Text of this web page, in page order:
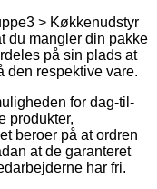
> Køkkenudstyr
du mangler din pakke
på sin plads at
den respektive vare.
for dag-til-
produkter,
beroer på at ordren
at de garanteret
har fri.